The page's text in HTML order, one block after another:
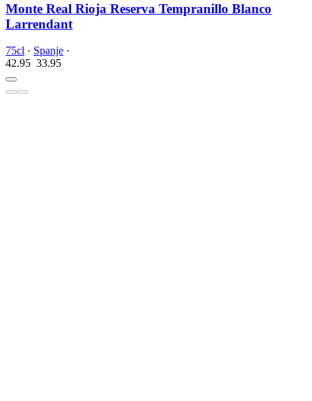
Monte Real Rioja Reserva Tempranillo Blanco
Larrendant
75cl · Spanje ·
42.95 33.95